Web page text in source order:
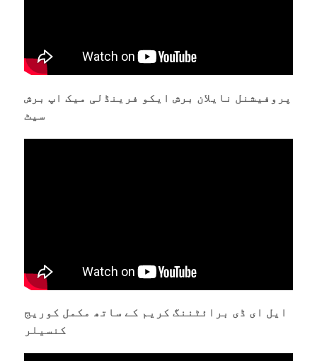
پروفیشنل نایلان برش ایکو فرینڈلی میک اپ برش
سیٹ
ایل ای ڈی برائٹننگ کریم کے ساتھ مکمل کوریج
کنسیلر